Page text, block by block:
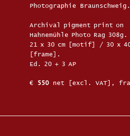
Photographie Braunschweig.
Archival pigment print on
Hahnemühle Photo Rag 308g.
21 x 30 cm [motif] / 30 x 40
[frame].
Ed. 20 + 3 AP
€ 550net [excl. VAT],